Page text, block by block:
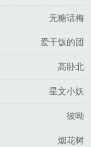
无糖话梅
爱干饭的团
高卧北
星文小妖
彼呦
烟花树